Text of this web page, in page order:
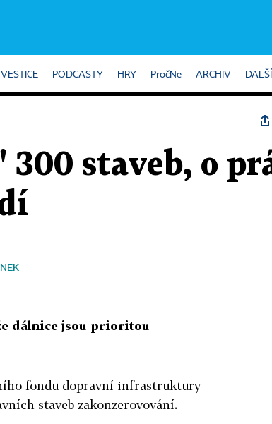
PODCASTY HRY PročNe ARCHIV DALŠÍ
300 staveb, o
dálnice jsou prioritou
fondu dopravní infrastruktury
staveb zakonzerovování.